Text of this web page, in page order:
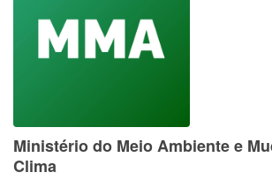
Ministério do Meio Ambiente e
Clima